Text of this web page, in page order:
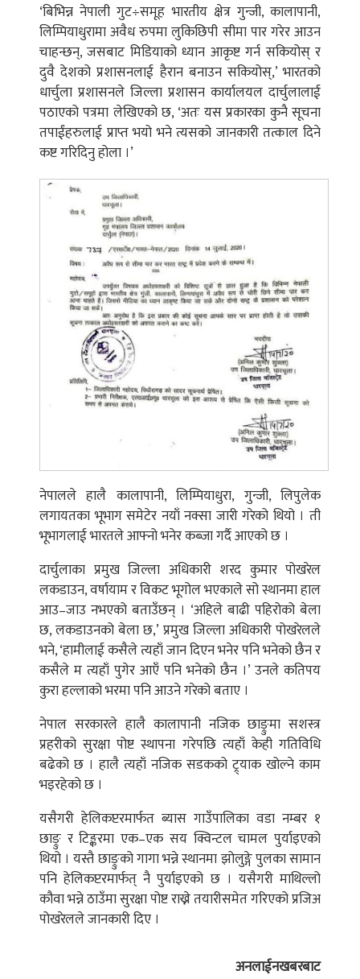
‘बिभिन्न नेपाली गुट÷समूह भारतीय क्षेत्र गुन्जी, कालापानी,
लिम्पियाधुरामा अवैध रुपमा लुकिछिपी सीमा पार गरेर आउन
चाहन्छन्, जसबाट मिडियाको ध्यान आकृष्ट गर्न सकियोस् र
दुवै देशको प्रशासनलाई हैरान बनाउन सकियोस्,’ भारतको
धार्चुला प्रशासनले जिल्ला प्रशासन कार्यालयल दार्चुलालाई
पठाएको पत्रमा लेखिएको छ, ‘अतः यस प्रकारका कुनै सूचना
तपाईंहरुलाई प्राप्त भयो भने त्यसको जानकारी तत्काल दिने
कष्ट गरिदिनु होला ।’
नेपालले हालै कालापानी, लिम्पियाधुरा, गुन्जी, लिपुलेक
लगायतका भूभाग समेटेर नयाँ नक्सा जारी गरेको थियो । ती
भूभागलाई भारतले आफ्नो भनेर कब्जा गर्दै आएको छ ।
दार्चुलाका प्रमुख जिल्ला अधिकारी शरद कुमार पोखरेल
लकडाउन, वर्षायाम र विकट भूगोल भएकाले सो स्थानमा हाल
आउ–जाउ नभएको बताउँछन् । ‘अहिले बाढी पहिरोको बेला
छ, लकडाउनको बेला छ,’ प्रमुख जिल्ला अधिकारी पोखरेलले
भने, ‘हामीलाई कसैले त्यहाँ जान दिएन भनेर पनि भनेको छैन र
कसैले म त्यहाँ पुगेर आएँ पनि भनेको छैन ।’ उनले कतिपय
कुरा हल्लाको भरमा पनि आउने गरेको बताए ।
नेपाल सरकारले हालै कालापानी नजिक छाङ्रुमा सशस्त्र
प्रहरीको सुरक्षा पोष्ट स्थापना गरेपछि त्यहाँ केही गतिविधि
बढेको छ । हालै त्यहाँ नजिक सडकको ट्र्याक खोल्ने काम
भइरहेको छ ।
यसैगरी हेलिकप्टरमार्फत ब्यास गाउँपालिका वडा नम्बर १
छाङ्रु र टिङ्करमा एक–एक सय क्विन्टल चामल पुर्याइएको
थियो । यस्तै छाङ्रुको गागा भन्ने स्थानमा झोलुङ्गे पुलका सामान
पनि हेलिकप्टरमार्फत् नै पुर्याइएको छ । यसैगरी माथिल्लो
कौवा भन्ने ठाउँमा सुरक्षा पोष्ट राख्ने तयारीसमेत गरिएको प्रजिअ
पोखरेलले जानकारी दिए ।
अनलाईनखबरबाट